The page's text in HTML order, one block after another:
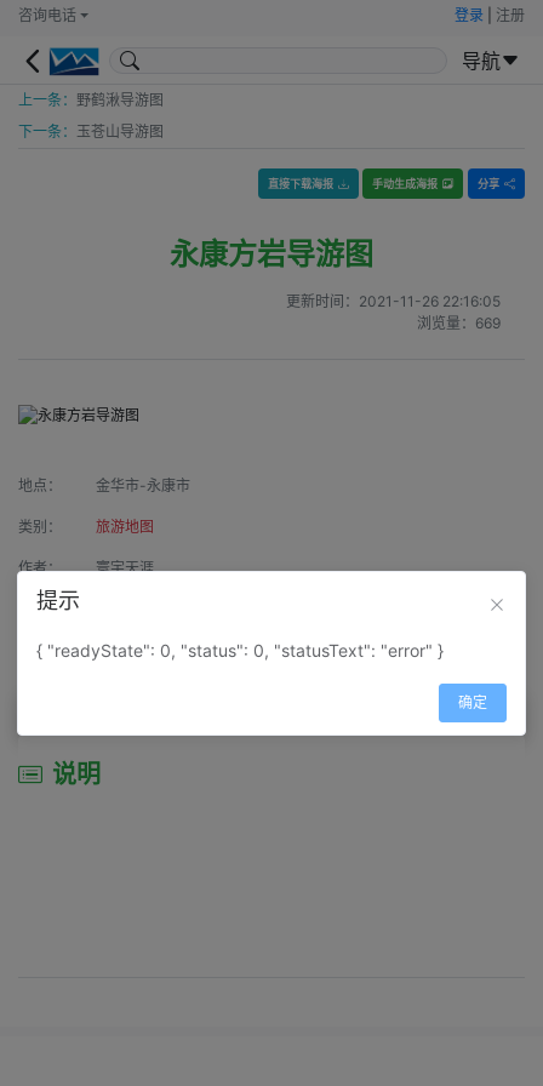
咨询电话 登录 注册
导航
上一条： 野鹤湫导游图
下一条： 玉苍山导游图
直接下载海报 手动生成海报 分享
永康方岩导游图
更新时间： 2021-11-26 22:16:05
浏览量： 669
地点： 金华市-永康市
类别： 旅游地图
作者： 寰宇天涯
来源：
属性： 地图属性： 地图类型-景区导游图
说明
提示
{ "readyState": 0, "status": 0, "statusText": "error" }
确定